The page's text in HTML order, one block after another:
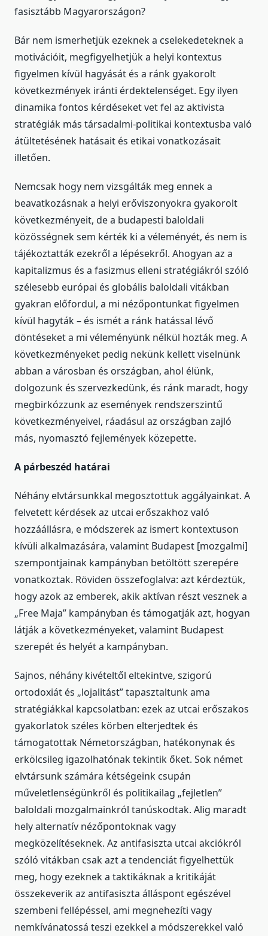
fasisztább Magyarországon?
Bár nem ismerhetjük ezeknek a cselekedeteknek a
motivációit, megfigyelhetjük a helyi kontextus
figyelmen kívül hagyását és a ránk gyakorolt
következmények iránti érdektelenséget. Egy ilyen
dinamika fontos kérdéseket vet fel az aktivista
stratégiák más társadalmi-politikai kontextusba való
átültetésének hatásait és etikai vonatkozásait
illetően.
Nemcsak hogy nem vizsgálták meg ennek a
beavatkozásnak a helyi erőviszonyokra gyakorolt
következményeit, de a budapesti baloldali
közösségnek sem kérték ki a véleményét, és nem is
tájékoztatták ezekről a lépésekről. Ahogyan az a
kapitalizmus és a fasizmus elleni stratégiákról szóló
szélesebb európai és globális baloldali vitákban
gyakran előfordul, a mi nézőpontunkat figyelmen
kívül hagyták – és ismét a ránk hatással lévő
döntéseket a mi véleményünk nélkül hozták meg. A
következményeket pedig nekünk kellett viselnünk
abban a városban és országban, ahol élünk,
dolgozunk és szervezkedünk, és ránk maradt, hogy
megbirkózzunk az események rendszerszintű
következményeivel, ráadásul az országban zajló
más, nyomasztó fejlemények közepette.
A párbeszéd határai
Néhány elvtársunkkal megosztottuk aggályainkat. A
felvetett kérdések az utcai erőszakhoz való
hozzáállásra, e módszerek az ismert kontextuson
kívüli alkalmazására, valamint Budapest [mozgalmi]
szempontjainak kampányban betöltött szerepére
vonatkoztak. Röviden összefoglalva: azt kérdeztük,
hogy azok az emberek, akik aktívan részt vesznek a
„Free Maja” kampányban és támogatják azt, hogyan
látják a következményeket, valamint Budapest
szerepét és helyét a kampányban.
Sajnos, néhány kivételtől eltekintve, szigorú
ortodoxiát és „lojalitást” tapasztaltunk ama
stratégiákkal kapcsolatban: ezek az utcai erőszakos
gyakorlatok széles körben elterjedtek és
támogatottak Németországban, hatékonynak és
erkölcsileg igazolhatónak tekintik őket. Sok német
elvtársunk számára kétségeink csupán
műveletlenségünkről és politikailag „fejletlen”
baloldali mozgalmainkról tanúskodtak. Alig maradt
hely alternatív nézőpontoknak vagy
megközelítéseknek. Az antifasiszta utcai akciókról
szóló vitákban csak azt a tendenciát figyelhettük
meg, hogy ezeknek a taktikáknak a kritikáját
összekeverik az antifasiszta álláspont egészével
szembeni fellépéssel, ami megnehezíti vagy
nemkívánatossá teszi ezekkel a módszerekkel való